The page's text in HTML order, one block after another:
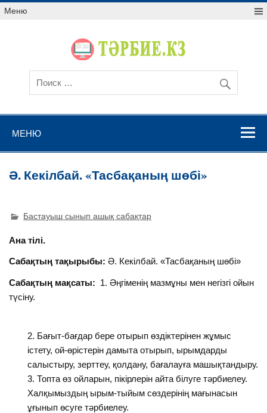
Меню
МЕНЮ
Ә. Кекілбай. «Тасбақаның шөбі»
Бастауыш сынып ашық сабақтар
Ана тілі.
Сабақтың тақырыбы:Ә. Кекілбай. «Тасбақаның шөбі»
Сабақтың мақсаты: 1. Әңгіменің мазмұны мен негізгі ойын
түсіну.
Бағыт-бағдар бере отырып өздіктерінен жұмыс
істету, ой-өрістерін дамыта отырып, ырымдарды
салыстыру, зерттеу, қолдану, бағалауға машықтандыру.
Топта өз ойларын, пікірлерін айта білуге тәрбиелеу.
Халқымыздың ырым-тыйым сөздерінің мағынасын
ұғынып өсуге тәрбиелеу.